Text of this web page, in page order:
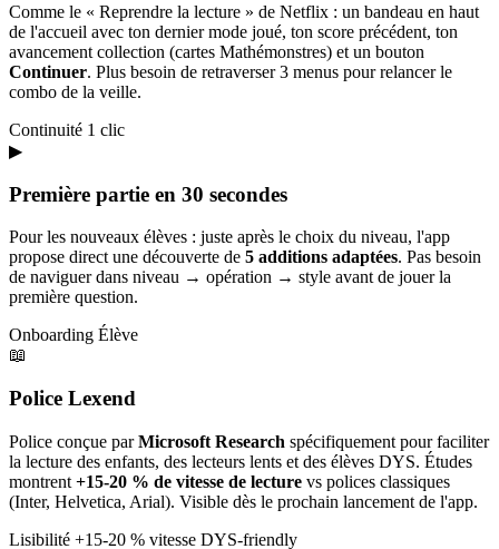
Comme le « Reprendre la lecture » de Netflix : un bandeau en haut
de l'accueil avec ton dernier mode joué, ton score précédent, ton
avancement collection (cartes Mathémonstres) et un bouton
Continuer. Plus besoin de retraverser 3 menus pour relancer le
combo de la veille.
Continuité 1 clic
▶
Première partie en 30 secondes
Pour les nouveaux élèves : juste après le choix du niveau, l'app
propose direct une découverte de 5 additions adaptées. Pas besoin
de naviguer dans niveau → opération → style avant de jouer la
première question.
Onboarding Élève
📖
Police Lexend
Police conçue parMicrosoft Research spécifiquement pour faciliter
la lecture des enfants, des lecteurs lents et des élèves DYS. Études
montrent +15-20 % de vitesse de lecture vs polices classiques
(Inter, Helvetica, Arial). Visible dès le prochain lancement de l'app.
Lisibilité +15-20 % vitesse DYS-friendly